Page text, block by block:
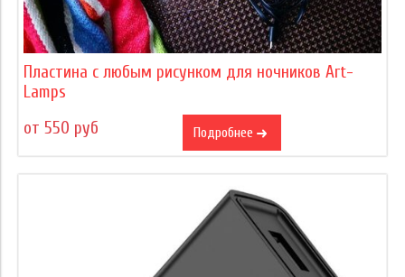
Пластина с любым рисунком для ночников Art-
Lamps
от 550 руб
Подробнее